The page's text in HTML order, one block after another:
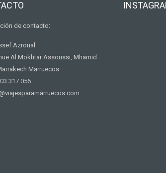
de contacto:
Azroual
Al Mokhtar Assoussi, Mhamid
Marruecos
317 056